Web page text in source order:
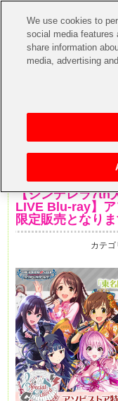
【シンデレラ7th
LIVE Blu-ray】
限定販売となりま
カテゴ
We use cookies to
social media features
share information
media, advertising